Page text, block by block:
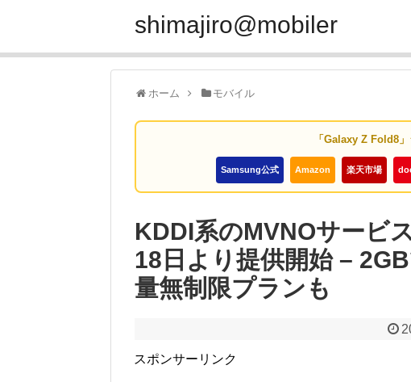
shimajiro@mobiler
ホーム モバイル
「Galaxy Z Fold8
Samsung公式 Amazon 楽天市場
KDDI系のMVNOサービ
18日より提供開始 –
量無制限プランも
スポンサーリンク